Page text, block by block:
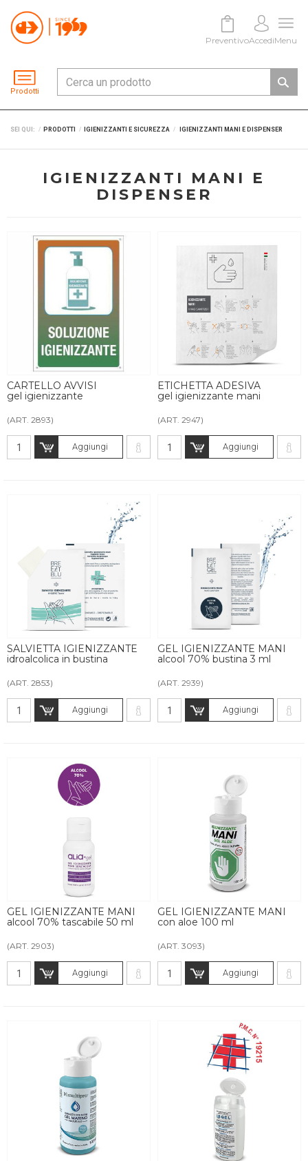
Prodotti
PreventivoAccediMenu
SEI QUI: PRODOTTI IGIENIZZANTI E SICUREZZA IGIENIZZANTI MANI E DISPENSER
IGIENIZZANTI MANI E
DISPENSER
CARTELLO AVVISI
gel igienizzante
(ART. 2893)
Aggiungi
ETICHETTA ADESIVA
gel igienizzante mani
(ART. 2947)
Aggiungi
SALVIETTA IGIENIZZANTE
idroalcolica in bustina
(ART. 2853)
Aggiungi
GEL IGIENIZZANTE MANI
alcool 70% bustina 3 ml
(ART. 2939)
Aggiungi
GEL IGIENIZZANTE MANI
alcool 70% tascabile 50 ml
(ART. 2903)
Aggiungi
GEL IGIENIZZANTE MANI
con aloe 100 ml
(ART. 3093)
Aggiungi